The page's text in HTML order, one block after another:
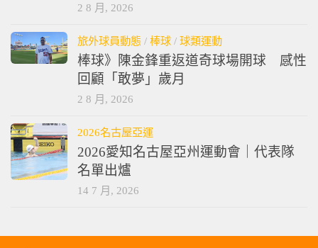
2 8 月, 2026
旅外球員動態 / 棒球 / 球類運動
棒球》陳金鋒重返道奇球場開球 感性
回顧「敢夢」歲月
2 8 月, 2026
2026名古屋亞運
2026愛知名古屋亞州運動會｜代表隊
名單出爐
14 7 月, 2026